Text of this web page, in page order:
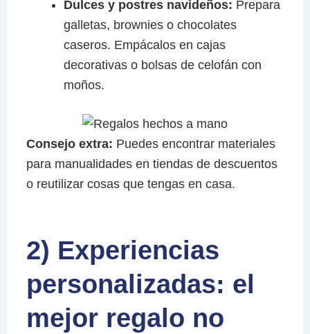
Dulces y postres navideños: Prepara
galletas, brownies o chocolates
caseros. Empácalos en cajas
decorativas o bolsas de celofán con
moños.
Consejo extra: Puedes encontrar materiales
para manualidades en tiendas de descuentos
o reutilizar cosas que tengas en casa.
2) Experiencias
personalizadas: el
mejor regalo no